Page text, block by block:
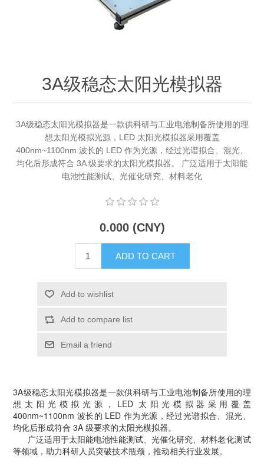
外延设备
Thin-Film Lithium Niobate
标准样品（光伏）
Plasma Local Scrubber
Laser dust particle counter
薄层电阻量测系统
Sun Simulator
3A级稳态太阳光模拟器
3A级稳态太阳光模拟器是一款供科研与工业电池制备所使用的理
想太阳光模拟光源，LED 太阳光模拟器采用覆盖
400nm~1100nm 波长的 LED 作为光源，经过光谱拟合、混光、
均化后形成符合 3A 级要求的太阳光模拟器。 广泛适用于太阳能
电池性能测试、光催化研究、材料老化
0.000 (CNY)
ADD TO CART
Add to wishlist
Add to compare list
Email a friend
3A级稳态太阳光模拟器是一款供科研与工业电池制备所使用的理
想太阳光模拟光源，LED 太阳光模拟器采用覆盖
400nm~1100nm 波长的 LED 作为光源，经过光谱拟合、混光、
均化后形成符合 3A 级要求的太阳光模拟器。
广泛适用于太阳能电池性能测试、光催化研究、材料老化测试
等领域，助力科研人员突破技术瓶颈，推动相关行业发展。